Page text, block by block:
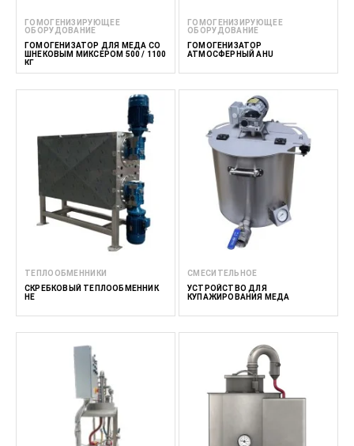
ГОМОГЕНИЗИРУЮЩЕЕ
ОБОРУДОВАНИЕ
ГОМОГЕНИЗАТОР ДЛЯ МЕДА СО
ШНЕКОВЫМ МИКСЕРОМ 500 / 1100
КГ
ГОМОГЕНИЗИРУЮЩЕЕ
ОБОРУДОВАНИЕ
ГОМОГЕНИЗАТОР
АТМОСФЕРНЫЙ AHU
ТЕПЛООБМЕННИКИ
СКРЕБКОВЫЙ ТЕПЛООБМЕННИК
HE
СМЕСИТЕЛЬНОЕ
УСТРОЙСТВО ДЛЯ
КУПАЖИРОВАНИЯ МЕДА